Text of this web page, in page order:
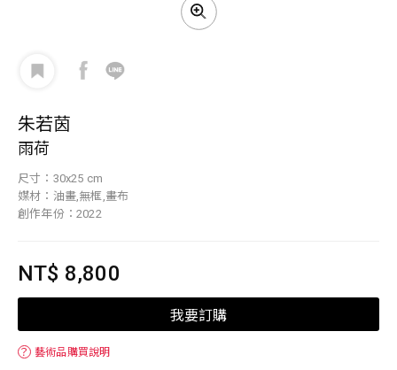
朱若茵
雨荷
尺寸：30x25 cm
媒材：油畫,無框,畫布
創作年份：2022
NT$ 8,800
我要訂購
？ 藝術品購買說明